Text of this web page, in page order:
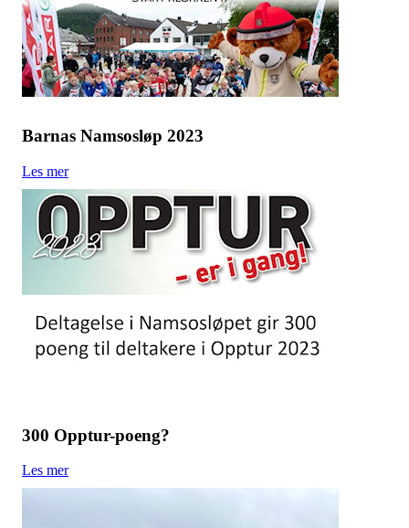
Barnas Namsosløp 2023
Les mer
300 Opptur-poeng?
Les mer